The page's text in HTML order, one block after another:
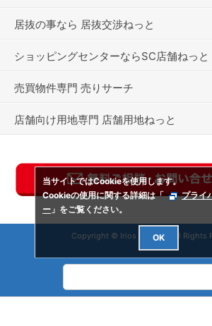
居抜の事なら 居抜交渉ねっと
ショッピングセンターならSC店舗ねっと
売買物件専門 売りサーチ
店舗向け用地専門 店舗用地ねっと
Copyright © Irios Co., Ltd. All Rights
当サイトではCookieを使用します。
Cookieの使用に関する詳細は「
プライ
ー 」をご覧ください。
OK